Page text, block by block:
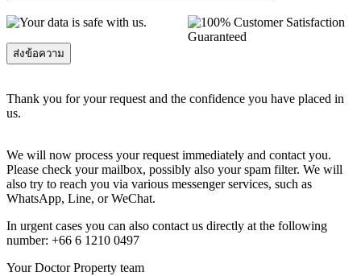
Thank you for your request and the confidence you have placed in
us.
We will now process your request immediately and contact you.
Please check your mailbox, possibly also your spam filter. We will
also try to reach you via various messenger services, such as
WhatsApp, Line, or WeChat.
In urgent cases you can also contact us directly at the following
number: +66 6 1210 0497
Your Doctor Property team